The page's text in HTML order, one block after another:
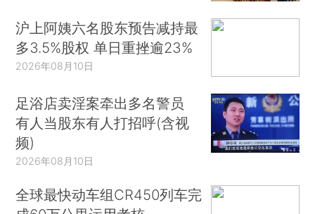
沪上阿姨六名股东预告减持最
多3.5%股权 单日重挫逾23%
2026年08月10日
足浴店卖淫案牵出多名警员
有人当股东有人打招呼(含视
频)
2026年08月10日
全球最快动车组CR450列车完